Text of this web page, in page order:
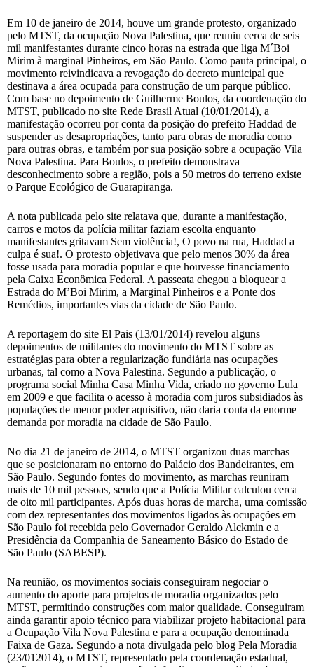
Em 10 de janeiro de 2014, houve um grande protesto, organizado
pelo MTST, da ocupação Nova Palestina, que reuniu cerca de seis
mil manifestantes durante cinco horas na estrada que liga M´Boi
Mirim à marginal Pinheiros, em São Paulo. Como pauta principal, o
movimento reivindicava a revogação do decreto municipal que
destinava a área ocupada para construção de um parque público.
Com base no depoimento de Guilherme Boulos, da coordenação do
MTST, publicado no site Rede Brasil Atual (10/01/2014), a
manifestação ocorreu por conta da posição do prefeito Haddad de
suspender as desapropriações, tanto para obras de moradia como
para outras obras, e também por sua posição sobre a ocupação Vila
Nova Palestina. Para Boulos, o prefeito demonstrava
desconhecimento sobre a região, pois a 50 metros do terreno existe
o Parque Ecológico de Guarapiranga.
A nota publicada pelo site relatava que, durante a manifestação,
carros e motos da polícia militar faziam escolta enquanto
manifestantes gritavam Sem violência!, O povo na rua, Haddad a
culpa é sua!. O protesto objetivava que pelo menos 30% da área
fosse usada para moradia popular e que houvesse financiamento
pela Caixa Econômica Federal. A passeata chegou a bloquear a
Estrada do M’Boi Mirim, a Marginal Pinheiros e a Ponte dos
Remédios, importantes vias da cidade de São Paulo.
A reportagem do site El Pais (13/01/2014) revelou alguns
depoimentos de militantes do movimento do MTST sobre as
estratégias para obter a regularização fundiária nas ocupações
urbanas, tal como a Nova Palestina. Segundo a publicação, o
programa social Minha Casa Minha Vida, criado no governo Lula
em 2009 e que facilita o acesso à moradia com juros subsidiados às
populações de menor poder aquisitivo, não daria conta da enorme
demanda por moradia na cidade de São Paulo.
No dia 21 de janeiro de 2014, o MTST organizou duas marchas
que se posicionaram no entorno do Palácio dos Bandeirantes, em
São Paulo. Segundo fontes do movimento, as marchas reuniram
mais de 10 mil pessoas, sendo que a Polícia Militar calculou cerca
de oito mil participantes. Após duas horas de marcha, uma comissão
com dez representantes dos movimentos ligados às ocupações em
São Paulo foi recebida pelo Governador Geraldo Alckmin e a
Presidência da Companhia de Saneamento Básico do Estado de
São Paulo (SABESP).
Na reunião, os movimentos sociais conseguiram negociar o
aumento do aporte para projetos de moradia organizados pelo
MTST, permitindo construções com maior qualidade. Conseguiram
ainda garantir apoio técnico para viabilizar projeto habitacional para
a Ocupação Vila Nova Palestina e para a ocupação denominada
Faixa de Gaza. Segundo a nota divulgada pelo blog Pela Moradia
(23/012014), o MTST, representado pela coordenação estadual,